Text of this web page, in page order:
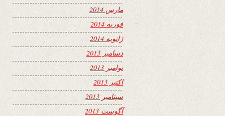
مارس 2014
فوریه 2014
ژانویه 2014
دسامبر 2013
نوامبر 2013
اکتبر 2013
سپتامبر 2013
آگوست 2013